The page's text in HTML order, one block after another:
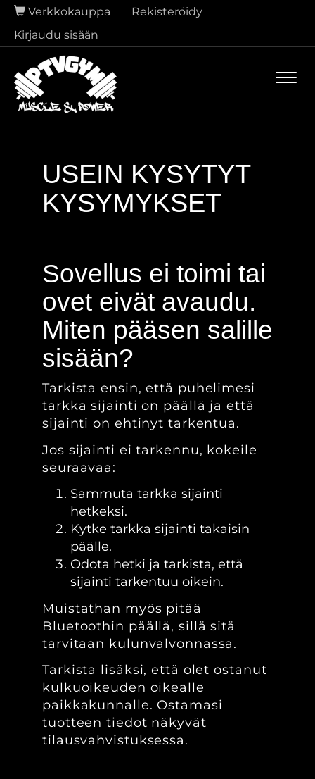
Verkkokauppa
Rekisteröidy
Kirjaudu sisään
USEIN KYSYTYT
KYSYMYKSET
Sovellus ei toimi tai
ovet eivät avaudu.
Miten pääsen salille
sisään?
Tarkista ensin, että puhelimesi
tarkka sijainti on päällä ja että
sijainti on ehtinyt tarkentua.
Jos sijainti ei tarkennu, kokeile
seuraavaa:
Sammuta tarkka sijainti
hetkeksi.
Kytke tarkka sijainti takaisin
päälle.
Odota hetki ja tarkista, että
sijainti tarkentuu oikein.
Muistathan myös pitää
Bluetoothin päällä, sillä sitä
tarvitaan kulunvalvonnassa.
Tarkista lisäksi, että olet ostanut
kulkuoikeuden oikealle
paikkakunnalle. Ostamasi
tuotteen tiedot näkyvät
tilausvahvistuksessa.